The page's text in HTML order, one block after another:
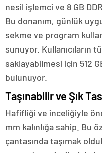
nesil işlemci ve 8 GB
Bu donanım, günlük
sekme ve program
sunuyor. Kullanıcıların
saklayabilmesi için 512
bulunuyor.
Taşınabilir ve Şık
Hafifliği ve inceliğiyle
mm kalınlığa sahip. Bu
çantasında taşımak